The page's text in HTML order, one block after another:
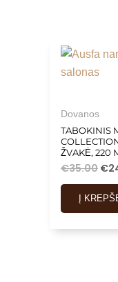
Dovanos
TABOKINIS
ŽVAKĖ, 220
€35.00 €
Į